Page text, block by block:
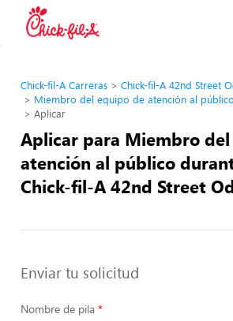
Chick-fil-A Carreras
Chick-fil-A 42nd Street
Miembro del equipo de atención al
Aplicar
Aplicar para Miembro
atención al público
Chick-fil-A 42nd Street
Enviar tu solicitud
Nombre de pila